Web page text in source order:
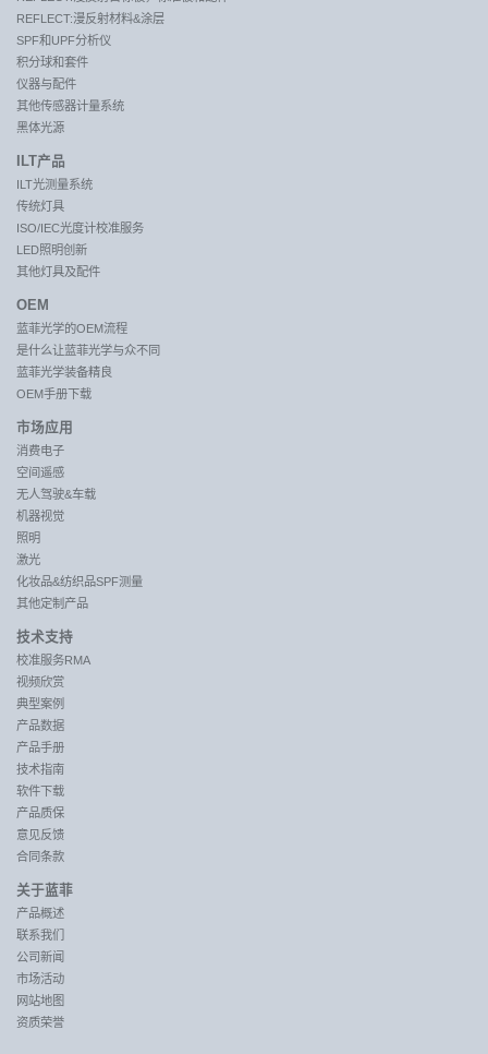
REFLECT:漫反射材料&涂层
SPF和UPF分析仪
积分球和套件
仪器与配件
其他传感器计量系统
黑体光源
ILT产品
ILT光测量系统
传统灯具
ISO/IEC光度计校准服务
LED照明创新
其他灯具及配件
OEM
蓝菲光学的OEM流程
是什么让蓝菲光学与众不同
蓝菲光学装备精良
OEM手册下载
市场应用
消费电子
空间遥感
无人驾驶&车载
机器视觉
照明
激光
化妆品&纺织品SPF测量
其他定制产品
技术支持
校准服务RMA
视频欣赏
典型案例
产品数据
产品手册
技术指南
软件下载
产品质保
意见反馈
合同条款
关于蓝菲
产品概述
联系我们
公司新闻
市场活动
网站地图
资质荣誉